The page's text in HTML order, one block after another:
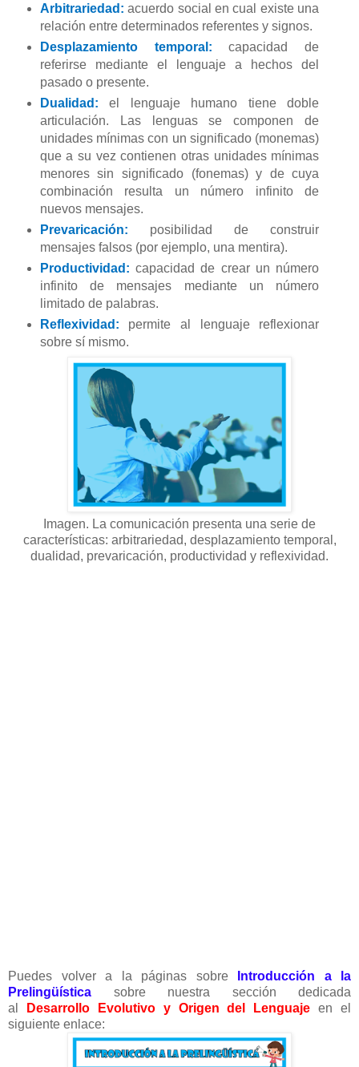
Arbitrariedad: acuerdo social en cual existe una
relación entre determinados referentes y signos.
Desplazamiento temporal: capacidad de
referirse mediante el lenguaje a hechos del
pasado o presente.
Dualidad: el lenguaje humano tiene doble
articulación. Las lenguas se componen de
unidades mínimas con un significado (monemas)
que a su vez contienen otras unidades mínimas
menores sin significado (fonemas) y de cuya
combinación resulta un número infinito de
nuevos mensajes.
Prevaricación: posibilidad de construir
mensajes falsos (por ejemplo, una mentira).
Productividad: capacidad de crear un número
infinito de mensajes mediante un número
limitado de palabras.
Reflexividad: permite al lenguaje reflexionar
sobre sí mismo.
Imagen. La comunicación presenta una serie de
características: arbitrariedad, desplazamiento temporal,
dualidad, prevaricación, productividad y reflexividad.
Puedes volver a la páginas sobre
Introducción a la
Prelingüística sobre nuestra sección dedicada
al
Desarrollo Evolutivo y Origen del Lenguaje en el
siguiente enlace: